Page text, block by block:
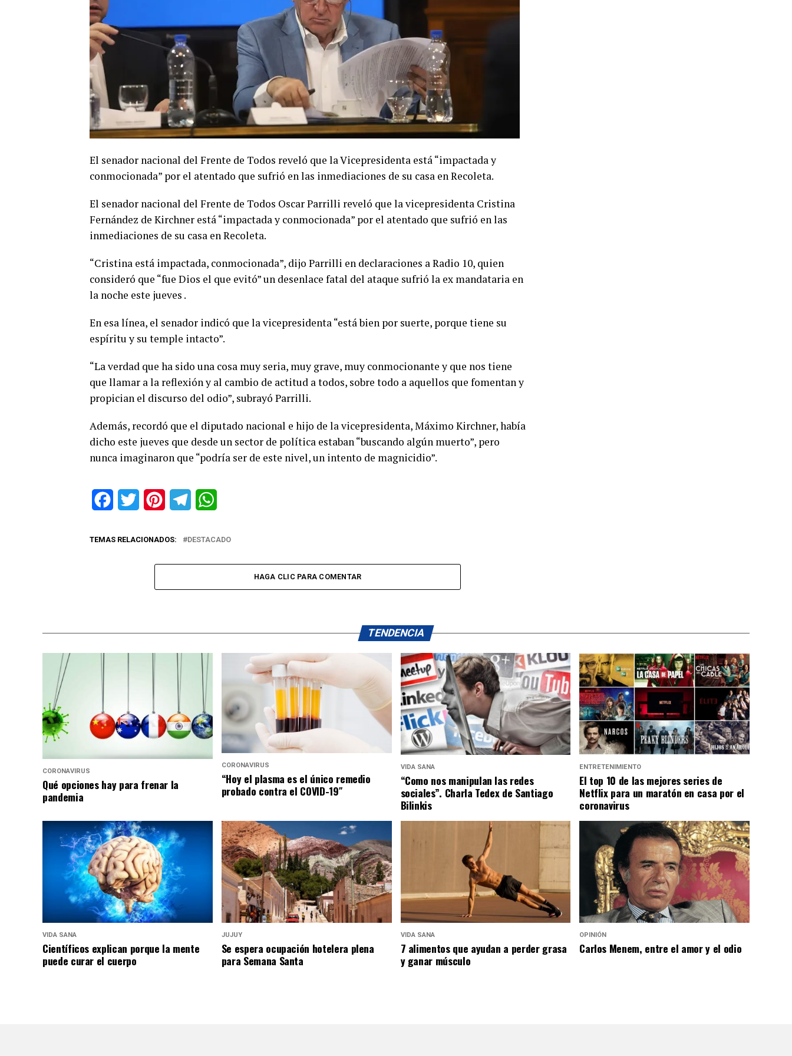
El senador nacional del Frente de Todos reveló que la Vicepresidenta está “impactada y
conmocionada” por el atentado que sufrió en las inmediaciones de su casa en Recoleta.
El senador nacional del Frente de Todos Oscar Parrilli reveló que la vicepresidenta Cristina
Fernández de Kirchner está “impactada y conmocionada” por el atentado que sufrió en las
inmediaciones de su casa en Recoleta.
“Cristina está impactada, conmocionada”, dijo Parrilli en declaraciones a Radio 10, quien
consideró que “fue Dios el que evitó” un desenlace fatal del ataque sufrió la ex mandataria en
la noche este jueves .
En esa línea, el senador indicó que la vicepresidenta “está bien por suerte, porque tiene su
espíritu y su temple intacto”.
“La verdad que ha sido una cosa muy seria, muy grave, muy conmocionante y que nos tiene
que llamar a la reflexión y al cambio de actitud a todos, sobre todo a aquellos que fomentan y
propician el discurso del odio”, subrayó Parrilli.
Además, recordó que el diputado nacional e hijo de la vicepresidenta, Máximo Kirchner, había
dicho este jueves que desde un sector de política estaban “buscando algún muerto”, pero
nunca imaginaron que “podría ser de este nivel, un intento de magnicidio”.
FacebookTwitter PinterestTelegram
TEMAS RELACIONADOS: DESTACADO
HAGA CLIC PARA COMENTAR
TENDENCIA
CORONAVIRUS
Qué opciones hay para frenar la
pandemia
CORONAVIRUS
“Hoy el plasma es el único remedio
probado contra el COVID-19″
VIDA SANA
“Como nos manipulan las redes
sociales”. Charla Tedex de Santiago
Bilinkis
ENTRETENIMIENTO
El top 10 de las mejores series de
Netflix para un maratón en casa por el
coronavirus
VIDA SANA
Científicos explican porque la mente
puede curar el cuerpo
JUJUY
Se espera ocupación hotelera plena
para Semana Santa
VIDA SANA
7 alimentos que ayudan a perder grasa
y ganar músculo
OPINIÓN
Carlos Menem, entre el amor y el odio